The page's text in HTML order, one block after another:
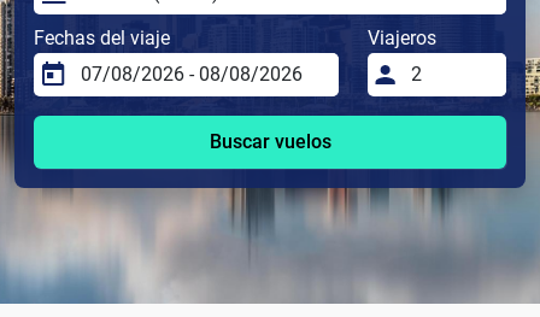
Fechas del viaje Viajeros
Buscar vuelos